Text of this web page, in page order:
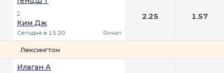
-
Ким Дж
Сегодня в 15:30 Финал
2.25 1.57
Лексингтон
Илаган А